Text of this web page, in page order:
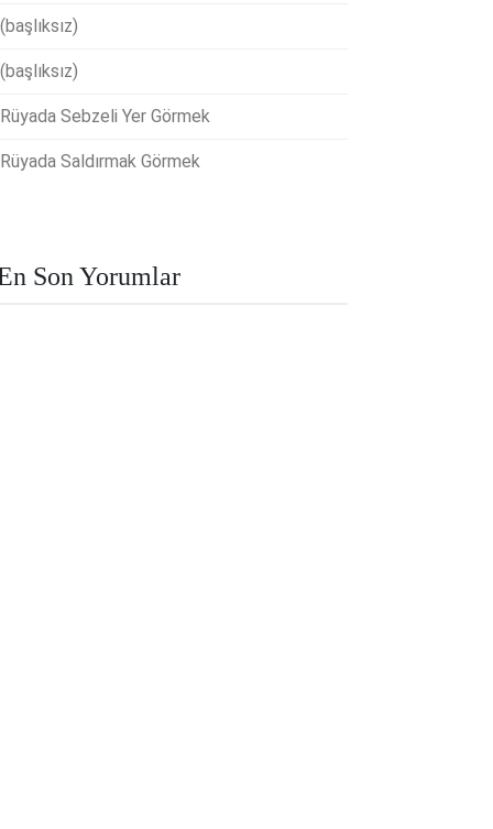
(başlıksız)
(başlıksız)
Rüyada Sebzeli Yer Görmek
Rüyada Saldırmak Görmek
Son Yorumlar